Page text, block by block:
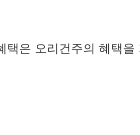
은 오리건주의 혜택을